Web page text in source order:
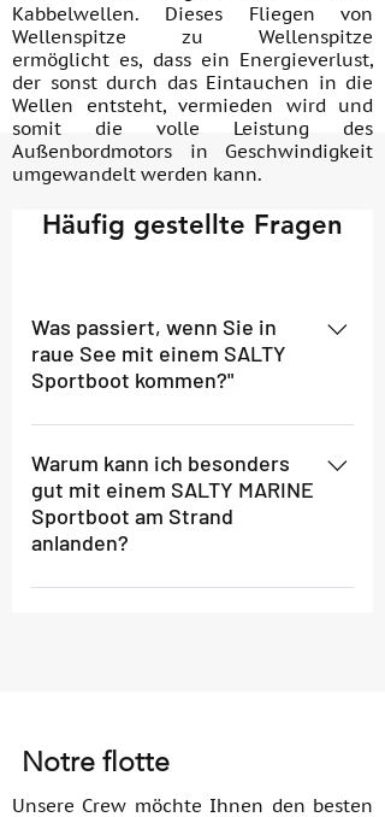
Kabbelwellen. Dieses Fliegen von
Wellenspitze zu Wellenspitze
ermöglicht es, dass ein Energieverlust,
der sonst durch das Eintauchen in die
Wellen entsteht, vermieden wird und
somit die volle Leistung des
Außenbordmotors in Geschwindigkeit
umgewandelt werden kann.
Häufig gestellte Fragen
Was passiert, wenn Sie in
raue See mit einem SALTY
Sportboot kommen?"
Schwere See ist für die
Sportbootfamilie von SALTY MARINE
kein Problem. Bei starken Wellen
schneidet der spitze Rumpf, der nach
oben hin ausladend breiter wird,
Warum kann ich besonders
gut mit einem SALTY MARINE
Sportboot am Strand
anlanden?
Die Boote von SALTY MARINE sind in
nicht nur die hervorragenden
Rauwasser- und Gleiteigenschaften
Notre flotte
Unsere Crew möchte Ihnen den besten